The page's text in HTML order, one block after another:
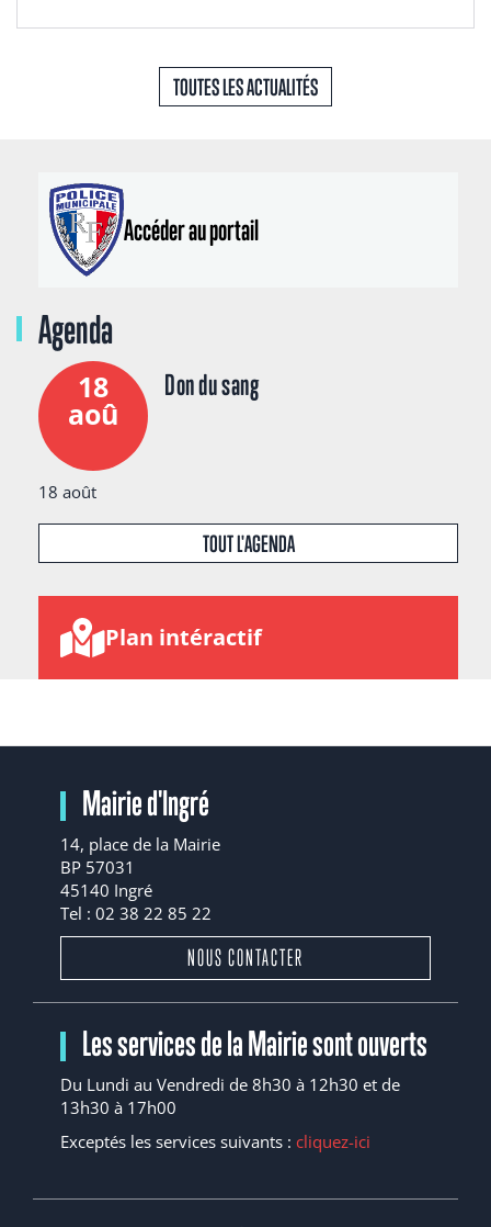
TOUTES LES ACTUALITÉS
Accéder au portail
Agenda
18
aoû
Don du sang
18 août
TOUT L'AGENDA
Plan intéractif
Mairie d'Ingré
14, place de la Mairie
BP 57031
45140 Ingré
Tel : 02 38 22 85 22
NOUS CONTACTER
Les services de la Mairie sont ouverts
Du Lundi au Vendredi de 8h30 à 12h30 et de
13h30 à 17h00
Exceptés les services suivants : cliquez-ici